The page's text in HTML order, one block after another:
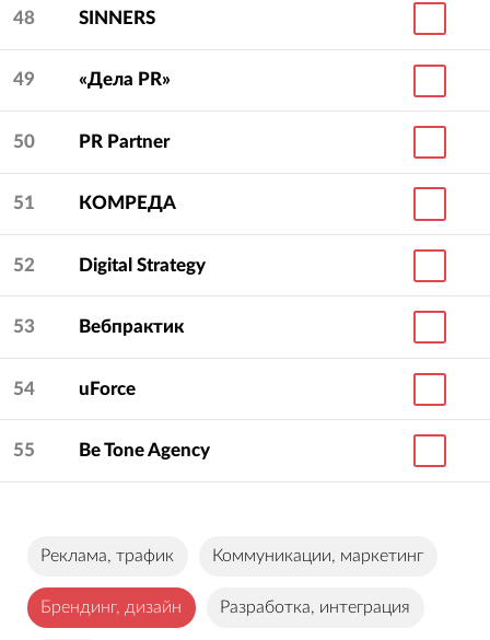
48 SINNERS
49 «Дела PR»
50 PR Partner
51 КОМРЕДА
52 Digital Strategy
53 Вебпрактик
54 uForce
55 Be Tone Agency
Реклама, трафик Коммуникации, маркетинг
Брендинг, дизайн Разработка, интеграция